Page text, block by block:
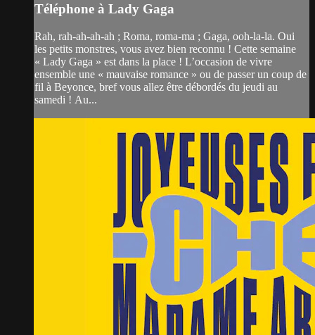
Téléphone à Lady Gaga
Rah, rah-ah-ah-ah ; Roma, roma-ma ; Gaga, ooh-la-la. Oui
les petits monstres, vous avez bien reconnu ! Cette semaine
« Lady Gaga » est dans la place ! L’occasion de vivre
ensemble une « mauvaise romance » ou de passer un coup de
fil à Beyonce, bref vous allez être débordés du jeudi au
samedi ! Au...